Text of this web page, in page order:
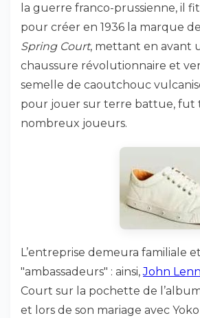
la guerre franco-prussienne, il
pour créer en 1936 la marque
Spring Court, mettant en avant
chaussure révolutionnaire et
semelle de caoutchouc
pour jouer sur terre battue, fut
nombreux joueurs.
L’entreprise demeura familiale
"ambassadeurs" : ainsi,John
Court sur la pochette de
et lors de son mariage avec